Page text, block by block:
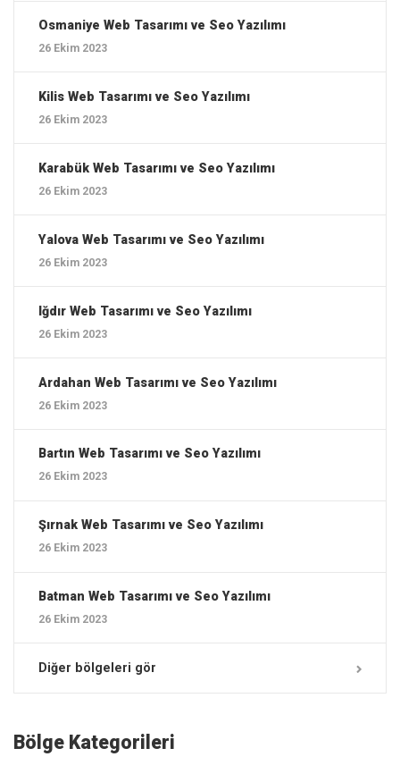
Osmaniye ‎Web Tasarımı ve Seo Yazılımı
26 Ekim 2023
Kilis ‎Web Tasarımı ve Seo Yazılımı
26 Ekim 2023
Karabük ‎Web Tasarımı ve Seo Yazılımı
26 Ekim 2023
Yalova ‎Web Tasarımı ve Seo Yazılımı
26 Ekim 2023
Iğdır ‎Web Tasarımı ve Seo Yazılımı
26 Ekim 2023
Ardahan ‎Web Tasarımı ve Seo Yazılımı
26 Ekim 2023
Bartın ‎Web Tasarımı ve Seo Yazılımı
26 Ekim 2023
Şırnak ‎Web Tasarımı ve Seo Yazılımı
26 Ekim 2023
Batman ‎Web Tasarımı ve Seo Yazılımı
26 Ekim 2023
Diğer bölgeleri gör
Bölge Kategorileri